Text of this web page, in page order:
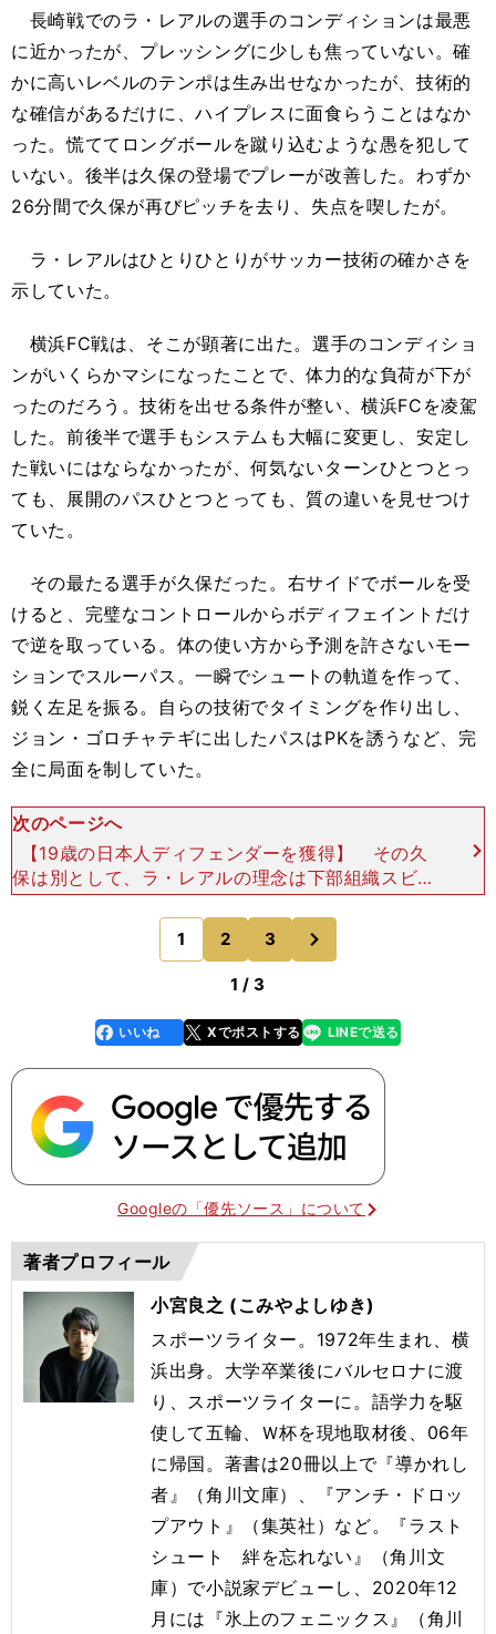
長崎戦でのラ・レアルの選手のコンディションは最悪
に近かったが、プレッシングに少しも焦っていない。確
かに高いレベルのテンポは生み出せなかったが、技術的
な確信があるだけに、ハイプレスに面食らうことはなか
った。慌ててロングボールを蹴り込むような愚を犯して
いない。後半は久保の登場でプレーが改善した。わずか
26分間で久保が再びピッチを去り、失点を喫したが。
ラ・レアルはひとりひとりがサッカー技術の確かさを
示していた。
横浜FC戦は、そこが顕著に出た。選手のコンディショ
ンがいくらかマシになったことで、体力的な負荷が下が
ったのだろう。技術を出せる条件が整い、横浜FCを凌駕
した。前後半で選手もシステムも大幅に変更し、安定し
た戦いにはならなかったが、何気ないターンひとつとっ
ても、展開のパスひとつとっても、質の違いを見せつけ
ていた。
その最たる選手が久保だった。右サイドでボールを受
けると、完璧なコントロールからボディフェイントだけ
で逆を取っている。体の使い方から予測を許さないモー
ションでスルーパス。一瞬でシュートの軌道を作って、
鋭く左足を振る。自らの技術でタイミングを作り出し、
ジョン・ゴロチャテギに出したパスはPKを誘うなど、完
全に局面を制していた。
次のページへ
【19歳の日本人ディフェンダーを獲得】 その久
保は別として、ラ・レアルの理念は下部組織スビエ
タの育成から徹底されている。スビエタこそクラブ
の源泉と言える。ここから育った選手がトップチー
ムで戦い、指導
1 2 3
1 / 3
faceboo
k
いいね Xでポストする
line LINEで送る
Googleの「優先ソース」について
著者プロフィール
小宮良之 (こみやよしゆき)
スポーツライター。1972年生まれ、横
浜出身。大学卒業後にバルセロナに渡
り、スポーツライターに。語学力を駆
使して五輪、Ｗ杯を現地取材後、06年
に帰国。著書は20冊以上で『導かれし
者』（角川文庫）、『アンチ・ドロッ
プアウト』（集英社）など。『ラスト
シュート 絆を忘れない』（角川文
庫）で小説家デビューし、2020年12
月には『氷上のフェニックス』（角川